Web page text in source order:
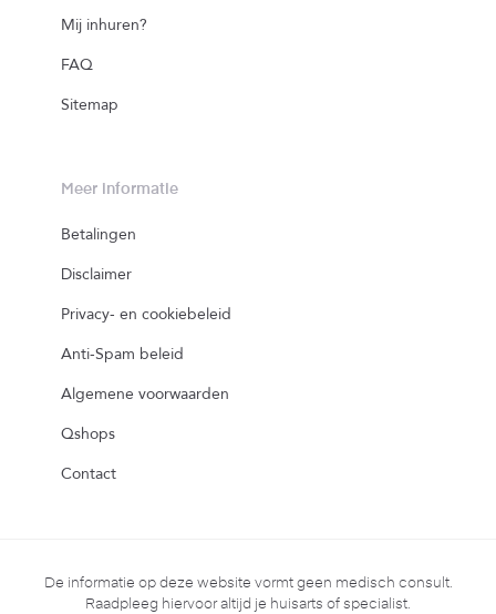
Mij inhuren?
FAQ
Sitemap
Meer informatie
Betalingen
Disclaimer
Privacy- en cookiebeleid
Anti-Spam beleid
Algemene voorwaarden
Qshops
Contact
De informatie op deze website vormt geen medisch consult.
Raadpleeg hiervoor altijd je huisarts of specialist.